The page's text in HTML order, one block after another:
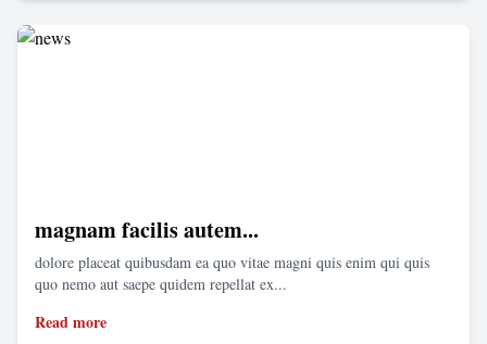
magnam facilis autem...
dolore placeat quibusdam ea quo vitae magni quis enim qui quis
quo nemo aut saepe quidem repellat ex...
Read more